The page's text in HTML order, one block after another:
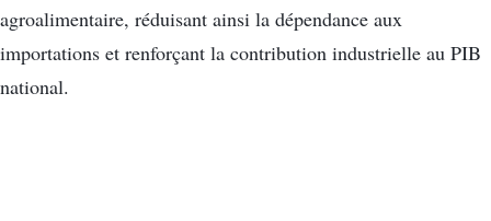
agroalimentaire, réduisant ainsi la dépendance aux
importations et renforçant la contribution industrielle au PIB
national.